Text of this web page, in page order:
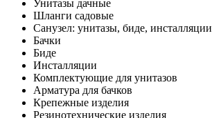
Унитазы дачные
Шланги садовые
Санузел: унитазы, биде, инсталляции
Бачки
Биде
Инсталляции
Комплектующие для унитазов
Арматура для бачков
Крепежные изделия
Резинотехнические изделия